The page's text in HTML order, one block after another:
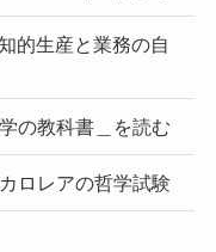
的生産と業務の自
の教科書＿を読む
ロレアの哲学試験